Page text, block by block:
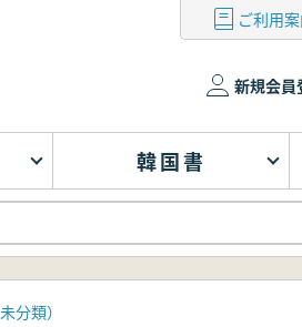
ご利用
新規会員
韓国書
分類）